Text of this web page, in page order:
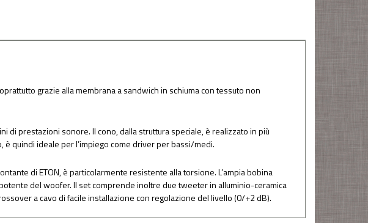
grazie alla membrana a sandwich in schiuma con tessuto non
di prestazioni sonore. Il cono, dalla struttura speciale, è realizzato in più
quindi ideale per l’impiego come driver per bassi/medi.
di ETON, è particolarmente resistente alla torsione. L’ampia bobina
del woofer. Il set comprende inoltre due tweeter in alluminio-ceramica
a cavo di facile installazione con regolazione del livello (0/+2 dB).